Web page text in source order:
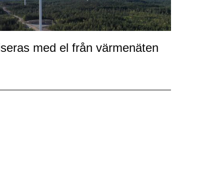
med el från värmenäten